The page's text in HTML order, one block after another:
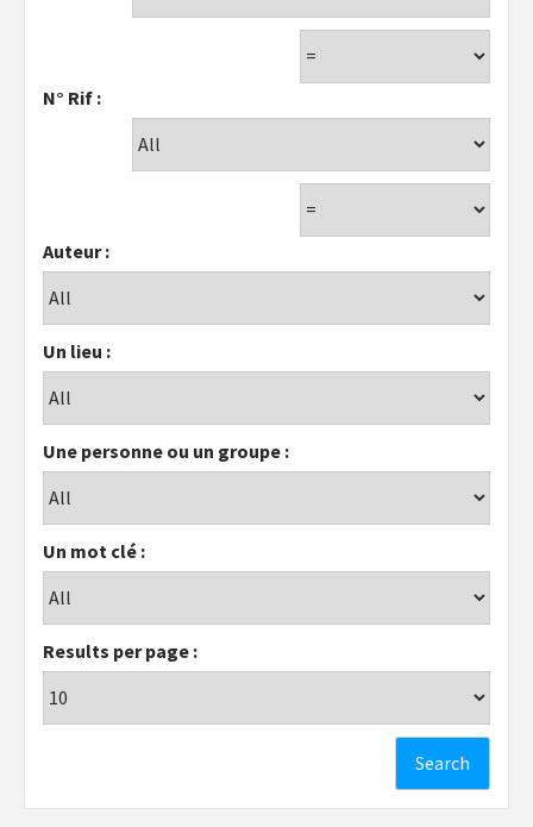
N° Rif :
Auteur :
Un lieu :
Une personne ou un groupe :
Un mot clé :
Results per page :